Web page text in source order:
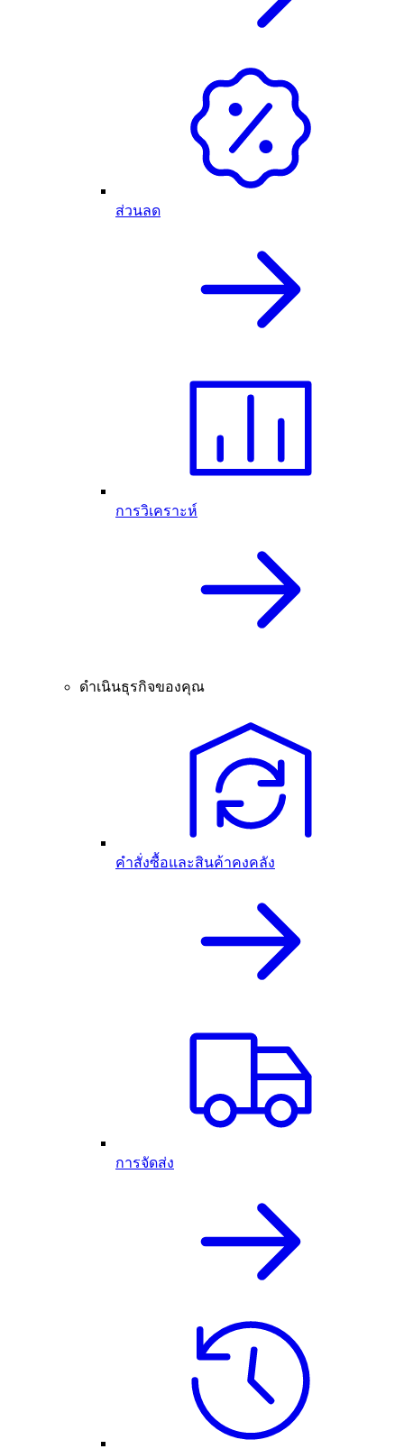
ส่วนลด
การวิเคราะห์
ดำเนินธุรกิจของคุณ
คำสั่งซื้อและสินค้าคงคลัง
การจัดส่ง